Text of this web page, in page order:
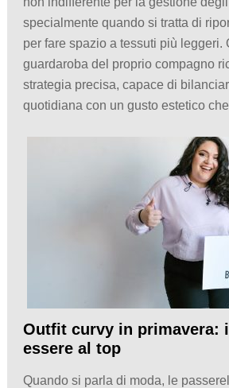
specialmente quando si tratta di
per fare spazio a tessuti più leggeri.
guardaroba del proprio compagno
strategia precisa, capace di
quotidiana con un gusto estetico
Outfit curvy in primavera:
essere al top
Quando si parla di moda, le